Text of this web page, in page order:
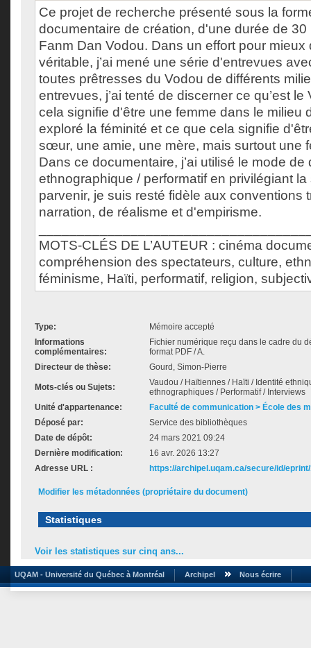
Ce projet de recherche présenté sous la
documentaire de création, d'une durée de 30
Fanm Dan Vodou. Dans un effort pour mieux
véritable, j’ai mené une série d'entrevues
toutes prêtresses du Vodou de différents
entrevues, j’ai tenté de discerner ce qu’est
cela signifie d'être une femme dans le milieu
exploré la féminité et ce que cela signifie
sœur, une amie, une mère, mais surtout une
Dans ce documentaire, j’ai utilisé le mode de
ethnographique / performatif en privilégiant la
parvenir, je suis resté fidèle aux conventions
narration, de réalisme et d'empirisme.
MOTS-CLÉS DE L’AUTEUR : cinéma
compréhension des spectateurs, culture,
féminisme, Haïti, performatif, religion,
Type:
Mémoire accepté
Informations
complémentaires:
Fichier numérique reçu dans le cadre du
format PDF / A.
Directeur de thèse:
Gourd, Simon-Pierre
Mots-clés ou Sujets:
Vaudou / Haïtiennes / Haïti / Identité
ethnographiques / Performatif / Interviews
Unité d'appartenance:
Faculté de communication > École des
Déposé par:
Service des bibliothèques
Date de dépôt:
24 mars 2021 09:24
Dernière modification:
16 avr. 2026 13:27
Adresse URL :
https://archipel.uqam.ca/secure/id/
Modifier les métadonnées (propriétaire du document)
Statistiques
Voir les statistiques sur cinq ans...
UQAM - Université du Québec à Montréal Archipel Nous écrire